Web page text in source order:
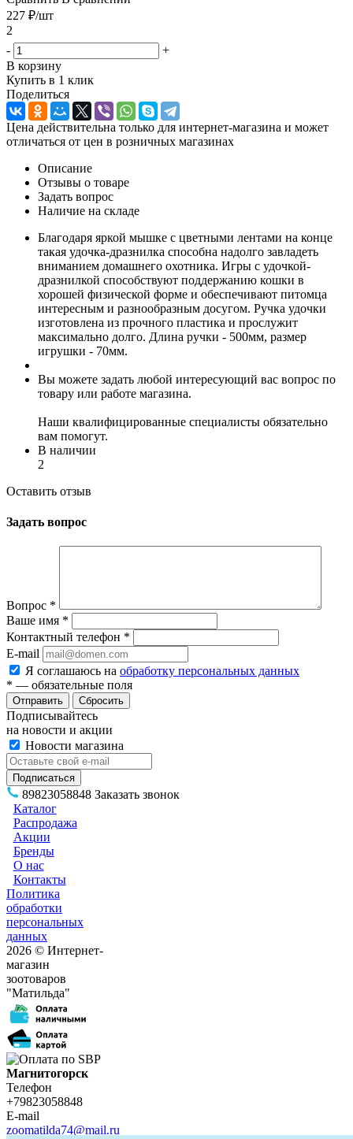
227 ₽/шт
2
-
+
В корзину
Купить в 1 клик
Поделиться
Цена действительна только для интернет-магазина и может
отличаться от цен в розничных магазинах
Описание
Отзывы о товаре
Задать вопрос
Наличие на складе
Благодаря яркой мышке с цветными лентами на конце
такая удочка-дразнилка способна надолго завладеть
вниманием домашнего охотника. Игры с удочкой-
дразнилкой способствуют поддержанию кошки в
хорошей физической форме и обеспечивают питомца
интересным и разнообразным досугом. Ручка удочки
изготовлена из прочного пластика и прослужит
максимально долго. Длина ручки - 500мм, размер
игрушки - 70мм.
Вы можете задать любой интересующий вас вопрос по
товару или работе магазина.
Наши квалифицированные специалисты обязательно
вам помогут.
В наличии
2
Оставить отзыв
Задать вопрос
Вопрос *
Ваше имя *
Контактный телефон *
E-mail
Я соглашаюсь на обработку персональных данных
* — обязательные поля
Сбросить
Подписывайтесь
на новости и акции
Новости магазина
89823058848 Заказать звонок
Каталог
Распродажа
Акции
Бренды
О нас
Контакты
Политика
обработки
персональных
данных
2026 © Интернет-
магазин
зоотоваров
"Матильда"
Магнитогорск
Телефон
+79823058848
E-mail
zoomatilda74@mail.ru